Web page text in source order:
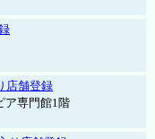
店舗登録
ア専門館1階